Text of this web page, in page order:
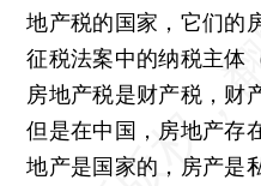
地产税的国家，它们的
征税法案中的纳税主体
房地产税是财产税，财
但是在中国，房地产存
地产是国家的，房产是